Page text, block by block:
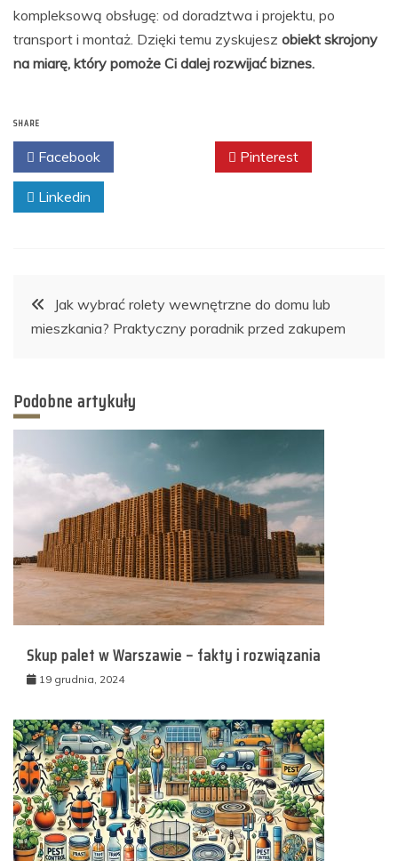
kompleksową obsługę: od doradztwa i projektu, po
transport i montaż. Dzięki temu zyskujesz obiekt skrojony
na miarę, który pomoże Ci dalej rozwijać biznes.
SHARE
Facebook Pinterest
Linkedin
Nawigacja
wpisu
Jak wybrać rolety wewnętrzne do domu lub
mieszkania? Praktyczny poradnik przed zakupem
Podobne artykuły
Skup palet w Warszawie – fakty i rozwiązania
19 grudnia, 2024